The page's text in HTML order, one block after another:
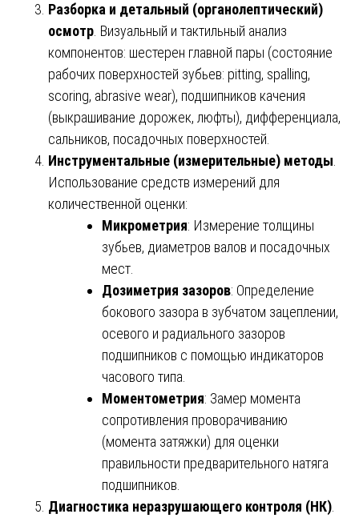
Разборка и детальный (органолептический)
осмотр . Визуальный и тактильный анализ
компонентов: шестерен главной пары (состояние
рабочих поверхностей зубьев: pitting, spalling,
scoring, abrasive wear), подшипников качения
(выкрашивание дорожек, люфты), дифференциала,
сальников, посадочных поверхностей.
Инструментальные (измерительные) методы
Использование средств измерений для
количественной оценки:
Микрометрия: Измерение толщины
зубьев, диаметров валов и посадочных
мест.
Дозиметрия зазоров: Определение
бокового зазора в зубчатом зацеплении,
осевого и радиального зазоров
подшипников с помощью индикаторов
часового типа.
Моментометрия: Замер момента
сопротивления проворачиванию
(момента затяжки) для оценки
правильности предварительного натяга
подшипников.
Диагностика неразрушающего контроля (НК)